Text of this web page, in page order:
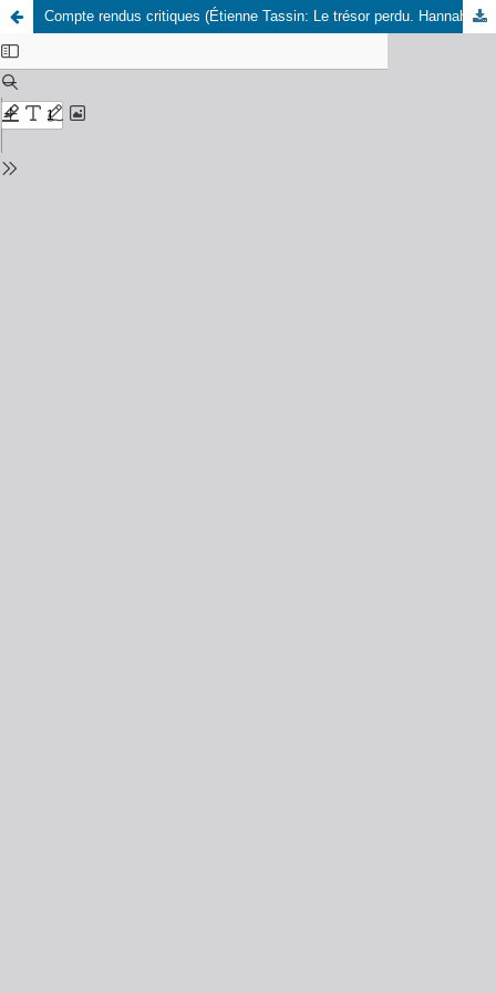
Compte rendus critiques (Étienne Tassin: Le trésor perdu. Hannah Arendt, l'intelligence de l'action politique, Paris 1999)